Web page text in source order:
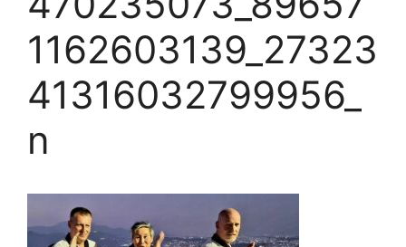
1162603139_27323
41316032799956_
n